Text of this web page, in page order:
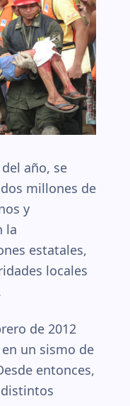
año, se
millones de
y
la
estatales,
locales
de 2012
un sismo de
entonces,